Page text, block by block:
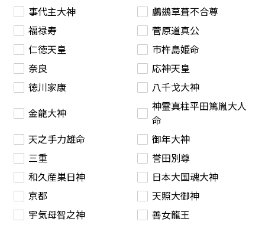
事代主大神
鸕鷀草葺不合尊
福禄寿
菅原道真公
仁徳天皇
市杵島姫命
奈良
応神天皇
徳川家康
八千戈大神
金龍大神
神霊真柱平田篤胤大人
命
天之手力雄命
御年大神
三重
誉田別尊
和久産巣日神
日本大国魂大神
京都
天照大御神
宇気母智之神
善女龍王